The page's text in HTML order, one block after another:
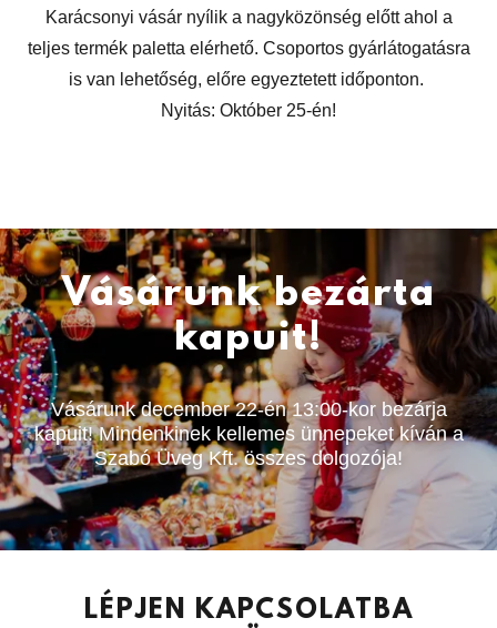
Karácsonyi vásár nyílik a nagyközönség előtt ahol a
teljes termék paletta elérhető. Csoportos gyárlátogatásra
is van lehetőség, előre egyeztetett időponton.
Nyitás: Október 25-én!
Vásárunk bezárta
kapuit!
Vásárunk december 22-én 13:00-kor bezárja
kapuit! Mindenkinek kellemes ünnepeket kíván a
Szabó Üveg Kft. összes dolgozója!
LÉPJEN KAPCSOLATBA